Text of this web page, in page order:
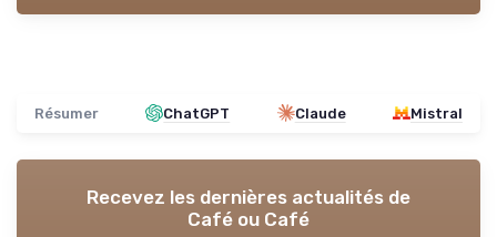
Résumer ChatGPT Claude Mistral
Recevez les dernières actualités de
Café ou Café